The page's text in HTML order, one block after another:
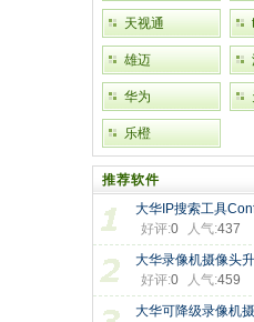
天视通
雄迈
华为
乐橙
推荐软件
大华IP搜索工具
电
好评:0 人气:437
大华录像机摄像头
好评:0 人气:459
大华可降级录像机